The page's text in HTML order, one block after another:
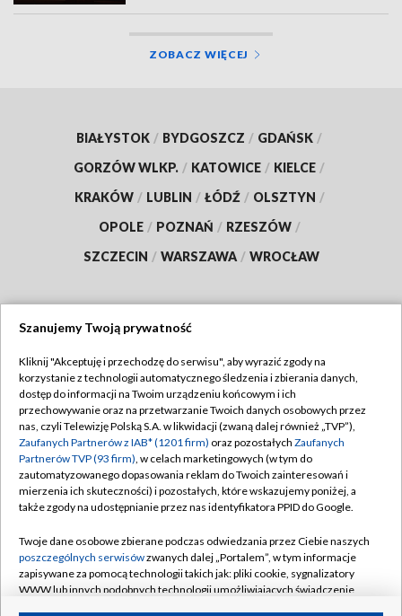
ZOBACZ WIĘCEJ
BIAŁYSTOK / BYDGOSZCZ / GDAŃSK /
GORZÓW WLKP. / KATOWICE / KIELCE /
KRAKÓW / LUBLIN / ŁÓDŹ / OLSZTYN /
OPOLE / POZNAŃ / RZESZÓW /
SZCZECIN / WARSZAWA / WROCŁAW
TVP
Abonament TVP
Emisja w TVP
Centrum informacji TVP
Naziemna Telewizja Cyfrowa
Rada Programowa
System NOS
Informacje o nadawcy
Regulamin TVP
Polityka prywatności
Moje zgody
Pomoc
Kontakt
Szanujemy Twoją prywatność
Kliknij "Akceptuję i przechodzę do serwisu", aby wyrazić zgody na
korzystanie z technologii automatycznego śledzenia i zbierania danych,
dostęp do informacji na Twoim urządzeniu końcowym i ich
przechowywanie oraz na przetwarzanie Twoich danych osobowych przez
nas, czyli Telewizję Polską S.A. w likwidacji (zwaną dalej również „TVP”),
Zaufanych Partnerów z IAB* (1201 firm) oraz pozostałych Zaufanych
Partnerów TVP (93 firm), w celach marketingowych (w tym do
zautomatyzowanego dopasowania reklam do Twoich zainteresowań i
mierzenia ich skuteczności) i pozostałych, które wskazujemy poniżej, a
także zgody na udostępnianie przez nas identyfikatora PPID do Google.
Twoje dane osobowe zbierane podczas odwiedzania przez Ciebie naszych
poszczególnych serwisówzwanych dalej „Portalem”, w tym informacje
zapisywane za pomocą technologii takich jak: pliki cookie, sygnalizatory
WWW lub innych podobnych technologii umożliwiających świadczenie